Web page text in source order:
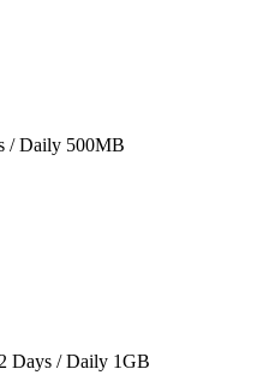
/ Daily 500MB
Days / Daily 1GB